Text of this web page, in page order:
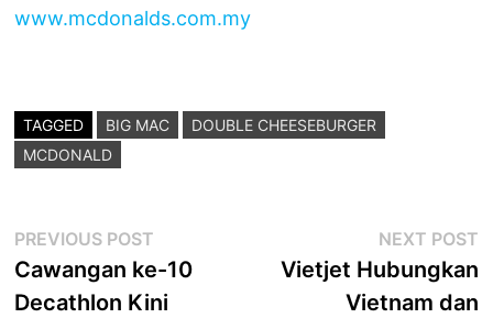
www.mcdonalds.com.my
TAGGED BIG MAC
DOUBLE CHEESEBURGER
MCDONALD
Post
navigation
PREVIOUS POST
post:
Cawangan ke-10
Decathlon Kini
NEXT POST
Vietjet Hubungkan
Vietnam dan